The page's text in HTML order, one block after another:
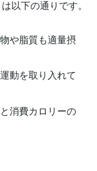
以下の通りです。
や脂質も適量摂
動を取り入れて
消費カロリーの